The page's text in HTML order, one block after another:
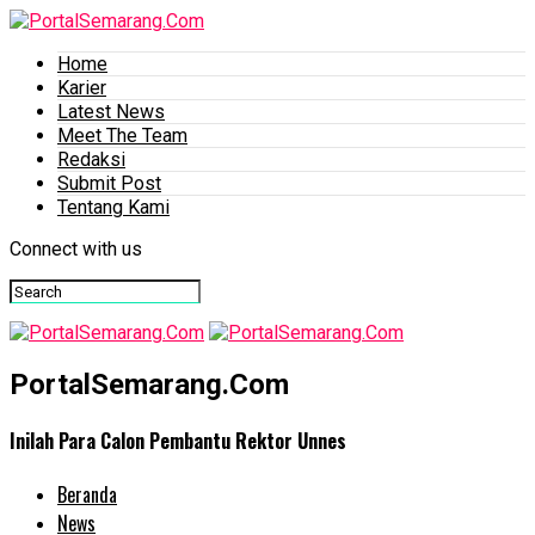
Home
Karier
Latest News
Meet The Team
Redaksi
Submit Post
Tentang Kami
Connect with us
PortalSemarang.Com
Inilah Para Calon Pembantu Rektor Unnes
Beranda
News